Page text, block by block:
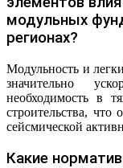
модульных
регионах?
Модульность и
значительно
необходимость в
строительства,
сейсмической
Какие